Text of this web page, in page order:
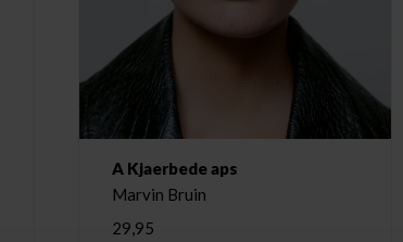
A Kjaerbede aps
Marvin Bruin
29,95